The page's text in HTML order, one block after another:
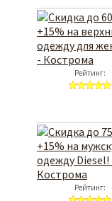
Рейтинг:
Рейтинг: